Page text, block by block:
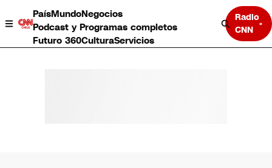
PaísMundoNegocios
Podcast y Programas completos
Futuro 360CulturaServicios
Radio
CNN